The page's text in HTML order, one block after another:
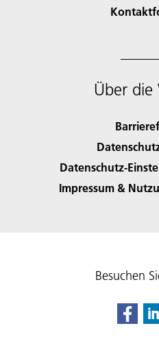
Über die
Datenschutz-
Impressum &
Besuchen